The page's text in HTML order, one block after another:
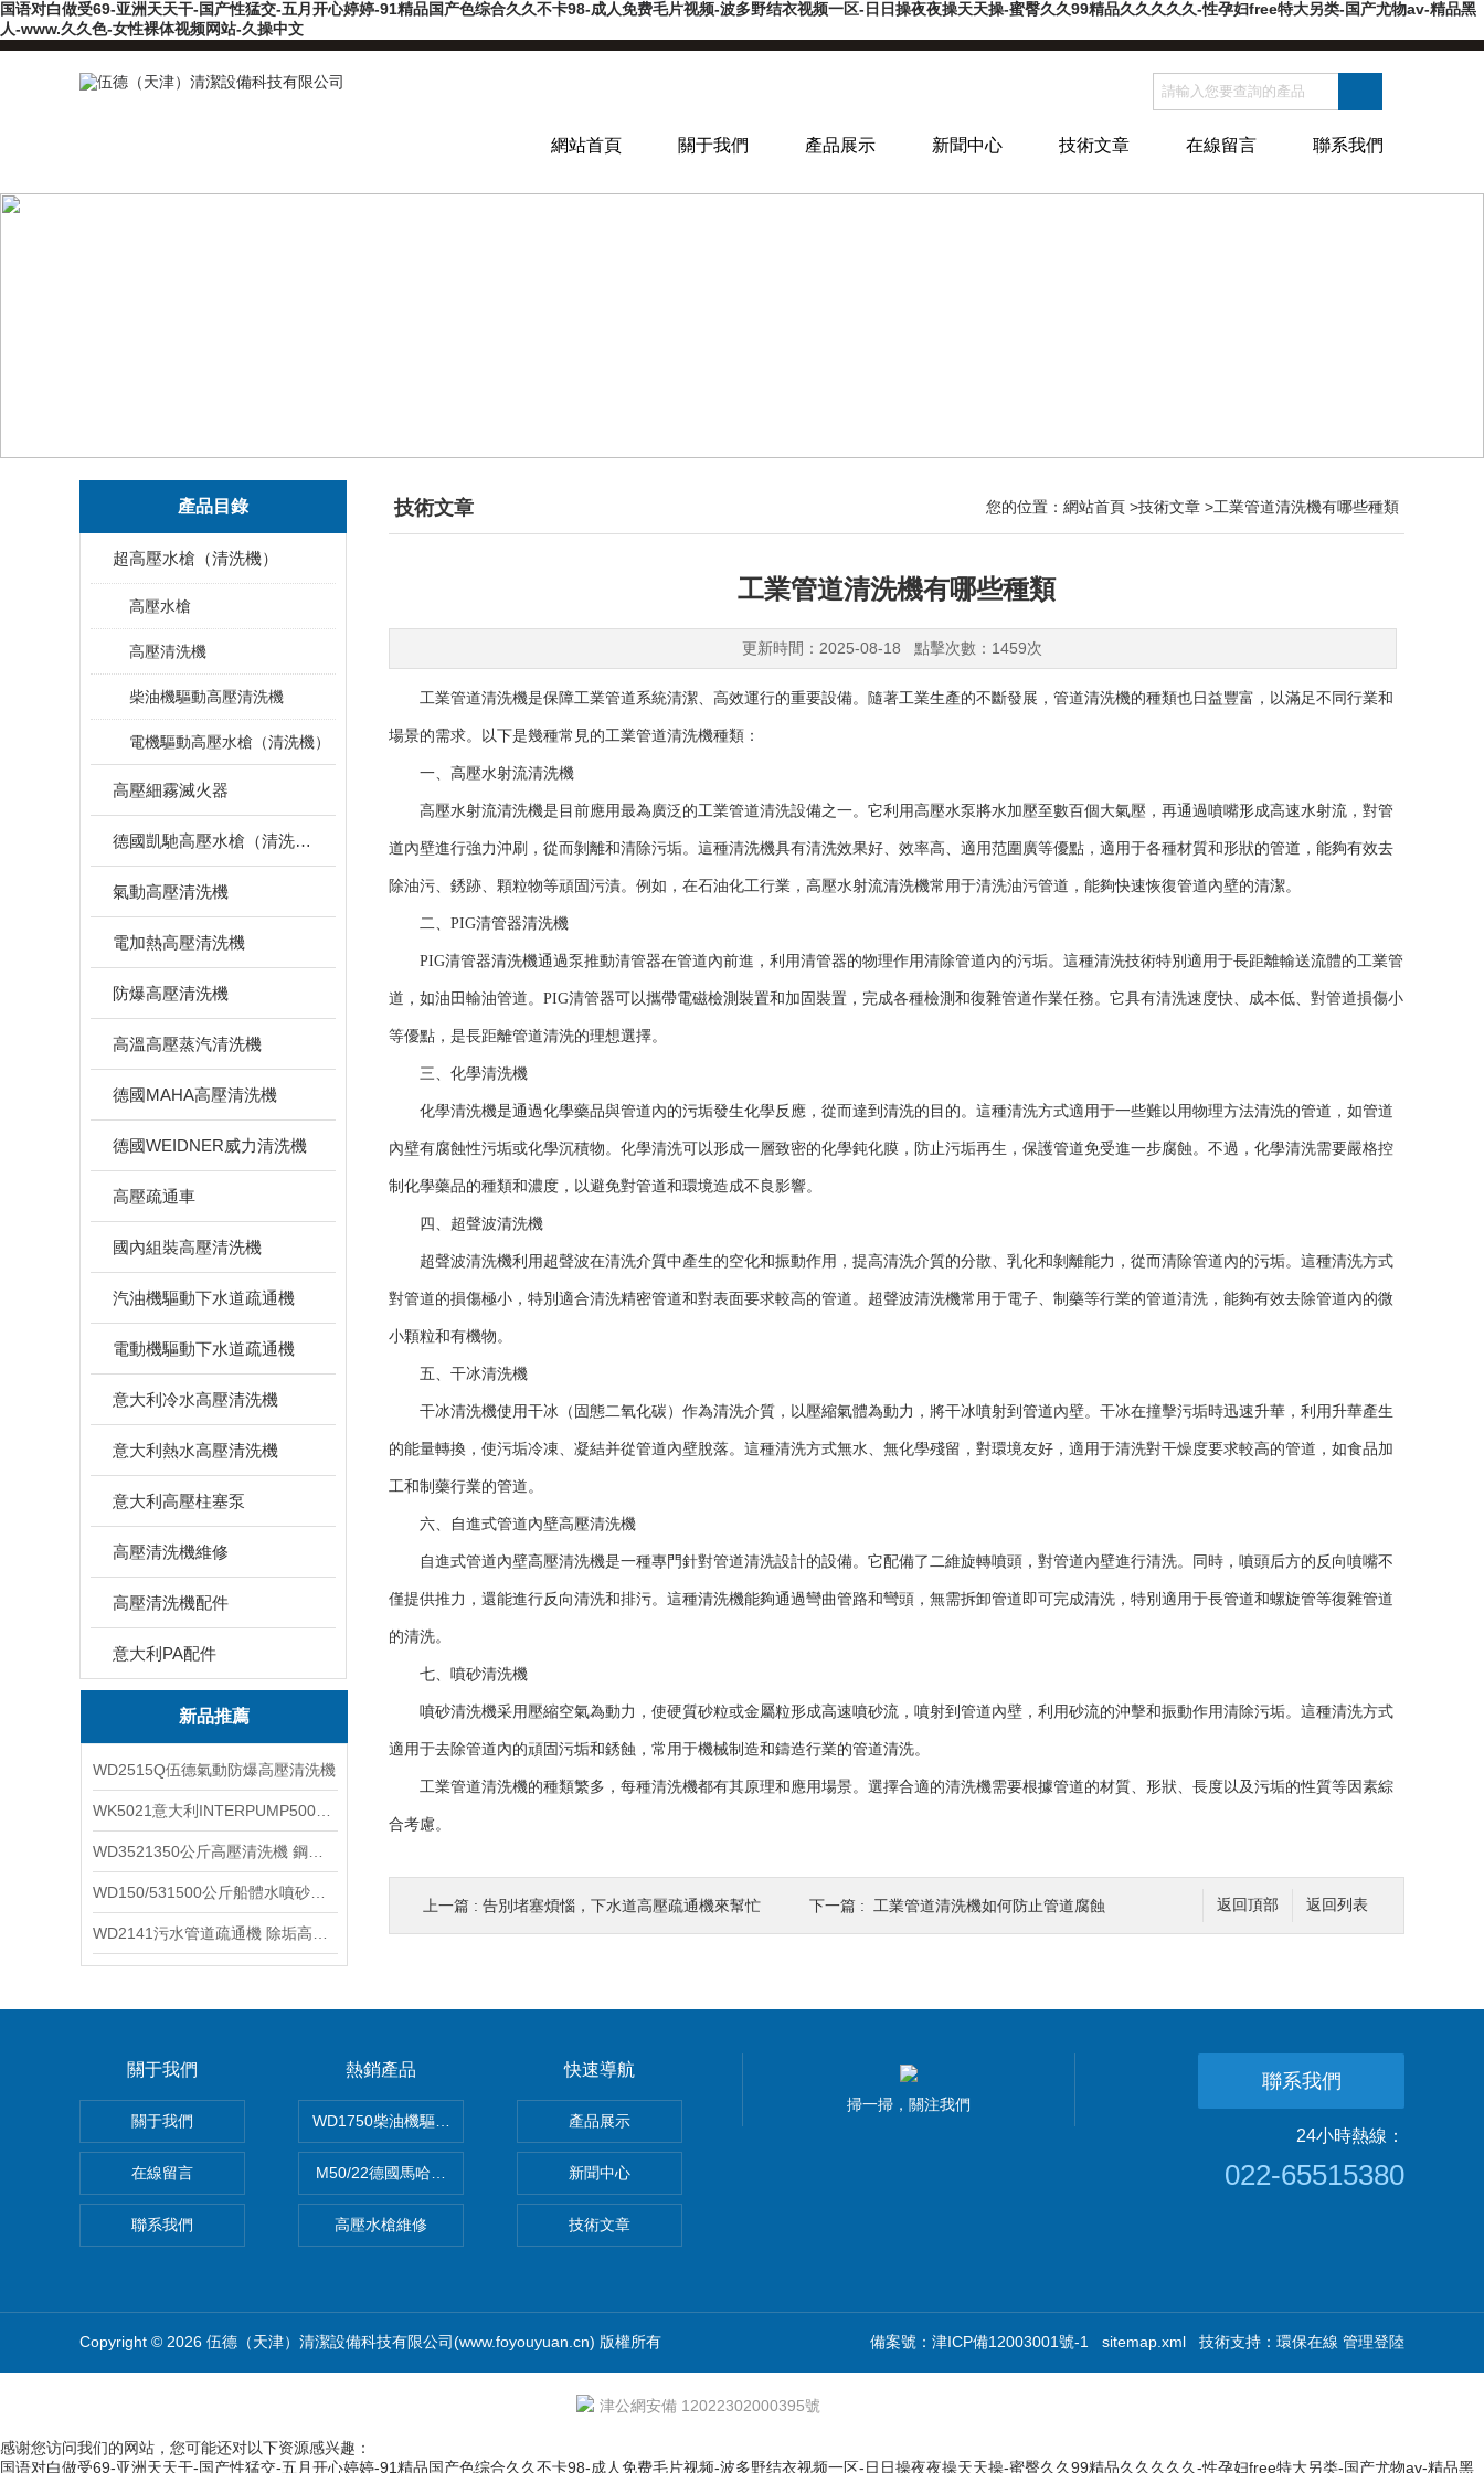
国语对白做受69-亚洲天天干-国产性猛交-五月开心婷婷-91精品国产色综合久久不卡98-成人免费毛片视频-波多野结衣视频一区-日日操夜夜操天天操-蜜臀久久99精品久久久久久-性孕妇free特大另类-国产尤物av-精品黑
人-www.久久色-女性裸体视频网站-久操中文
網站首頁 關于我們 產品展示 新聞中心 技術文章 在線留言 聯系我們
產品目錄
超高壓水槍（清洗機）
高壓水槍
高壓清洗機
柴油機驅動高壓清洗機
電機驅動高壓水槍（清洗機）
高壓細霧滅火器
德國凱馳高壓水槍（清洗機）
氣動高壓清洗機
電加熱高壓清洗機
防爆高壓清洗機
高溫高壓蒸汽清洗機
德國MAHA高壓清洗機
德國WEIDNER威力清洗機
高壓疏通車
國內組裝高壓清洗機
汽油機驅動下水道疏通機
電動機驅動下水道疏通機
意大利冷水高壓清洗機
意大利熱水高壓清洗機
意大利高壓柱塞泵
高壓清洗機維修
高壓清洗機配件
意大利PA配件
新品推薦
WD2515Q伍德氣動防爆高壓清洗機
技術文章 您的位置： 網站首頁 >技術文章 >工業管道清洗機有哪些種類
工業管道清洗機有哪些種類
更新時間：2025-08-18 點擊次數：1459次
工業管道清洗機是保障工業管道系統清潔、高效運行的重要設備。隨著工業生產的不斷發展，管道清洗機的種類也日益豐富，以滿足不同行業和
場景的需求。以下是幾種常見的工業管道清洗機種類：
一、高壓水射流清洗機
高壓水射流清洗機是目前應用最為廣泛的工業管道清洗設備之一。它利用高壓水泵將水加壓至數百個大氣壓，再通過噴嘴形成高速水射流，對管
道內壁進行強力沖刷，從而剝離和清除污垢。這種清洗機具有清洗效果好、效率高、適用范圍廣等優點，適用于各種材質和形狀的管道，能夠有效去
除油污、銹跡、顆粒物等頑固污漬。例如，在石油化工行業，高壓水射流清洗機常用于清洗油污管道，能夠快速恢復管道內壁的清潔。
二、PIG清管器清洗機
PIG清管器清洗機通過泵推動清管器在管道內前進，利用清管器的物理作用清除管道內的污垢。這種清洗技術特別適用于長距離輸送流體的工業管
道，如油田輸油管道。PIG清管器可以攜帶電磁檢測裝置和加固裝置，完成各種檢測和復雜管道作業任務。它具有清洗速度快、成本低、對管道損傷小
等優點，是長距離管道清洗的理想選擇。
三、化學清洗機
化學清洗機是通過化學藥品與管道內的污垢發生化學反應，從而達到清洗的目的。這種清洗方式適用于一些難以用物理方法清洗的管道，如管道
內壁有腐蝕性污垢或化學沉積物。化學清洗可以形成一層致密的化學鈍化膜，防止污垢再生，保護管道免受進一步腐蝕。不過，化學清洗需要嚴格控
制化學藥品的種類和濃度，以避免對管道和環境造成不良影響。
四、超聲波清洗機
超聲波清洗機利用超聲波在清洗介質中產生的空化和振動作用，提高清洗介質的分散、乳化和剝離能力，從而清除管道內的污垢。這種清洗方式
對管道的損傷極小，特別適合清洗精密管道和對表面要求較高的管道。超聲波清洗機常用于電子、制藥等行業的管道清洗，能夠有效去除管道內的微
小顆粒和有機物。
五、干冰清洗機
干冰清洗機使用干冰（固態二氧化碳）作為清洗介質，以壓縮氣體為動力，將干冰噴射到管道內壁。干冰在撞擊污垢時迅速升華，利用升華產生
的能量轉換，使污垢冷凍、凝結并從管道內壁脫落。這種清洗方式無水、無化學殘留，對環境友好，適用于清洗對干燥度要求較高的管道，如食品加
工和制藥行業的管道。
六、自進式管道內壁高壓清洗機
自進式管道內壁高壓清洗機是一種專門針對管道清洗設計的設備。它配備了二維旋轉噴頭，對管道內壁進行清洗。同時，噴頭后方的反向噴嘴不
僅提供推力，還能進行反向清洗和排污。這種清洗機能夠通過彎曲管路和彎頭，無需拆卸管道即可完成清洗，特別適用于長管道和螺旋管等復雜管道
的清洗。
七、噴砂清洗機
噴砂清洗機采用壓縮空氣為動力，使硬質砂粒或金屬粒形成高速噴砂流，噴射到管道內壁，利用砂流的沖擊和振動作用清除污垢。這種清洗方式
適用于去除管道內的頑固污垢和銹蝕，常用于機械制造和鑄造行業的管道清洗。
工業管道清洗機的種類繁多，每種清洗機都有其原理和應用場景。選擇合適的清洗機需要根據管道的材質、形狀、長度以及污垢的性質等因素綜
合考慮。
返回列表
返回頂部
上一篇 : 告別堵塞煩惱，下水道高壓疏通機來幫忙 下一篇 : 工業管道清洗機如何防止管道腐蝕
關于我們
關于我們
在線留言
聯系我們
熱銷產品
WD1750柴油機驅動高壓清洗機
M50/22德國馬哈高壓清洗機
高壓水槍維修
快速導航
產品展示
新聞中心
技術文章
掃一掃，關注我們
聯系我們
24小時熱線：
022-65515380
Copyright © 2026 伍德（天津）清潔設備科技有限公司(www.foyouyuan.cn) 版權所有 備案號：津ICP備12003001號-1 sitemap.xml 技術支持： 環保在線 管理登陸
津公網安備 12022302000395號
感谢您访问我们的网站，您可能还对以下资源感兴趣：
国语对白做受69-亚洲天天干-国产性猛交-五月开心婷婷-91精品国产色综合久久不卡98-成人免费毛片视频-波多野结衣视频一区-日日操夜夜操天天操-蜜臀久久99精品久久久久久-性孕妇free特大另类-国产尤物av-精品黑